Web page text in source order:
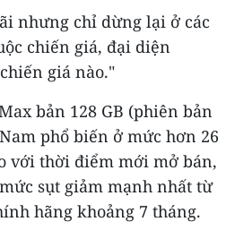
nhưng chỉ dừng lại ở các
chiến giá, đại diện
giá nào."
bản 128 GB (phiên bản
phổ biến ở mức hơn 26
với thời điểm mới mở bán,
sụt giảm mạnh nhất từ
hãng khoảng 7 tháng.